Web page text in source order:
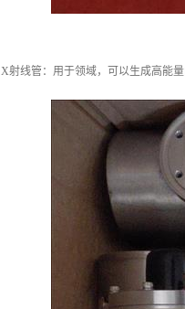
X射线管：用于领域，可以生成高能量